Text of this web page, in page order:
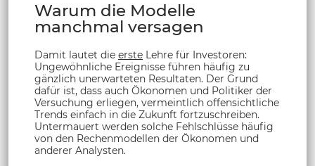
Warum die Modelle
manchmal versagen
Damit lautet die erste Lehre für Investoren:
Ungewöhnliche Ereignisse führen häufig zu
gänzlich unerwarteten Resultaten. Der Grund
dafür ist, dass auch Ökonomen und Politiker der
Versuchung erliegen, vermeintlich offensichtliche
Trends einfach in die Zukunft fortzuschreiben.
Untermauert werden solche Fehlschlüsse häufig
von den Rechenmodellen der Ökonomen und
anderer Analysten.